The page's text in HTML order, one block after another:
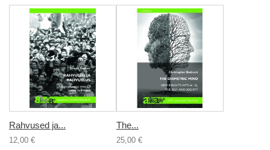
Rahvused ja...
12,00 €
The...
25,00 €